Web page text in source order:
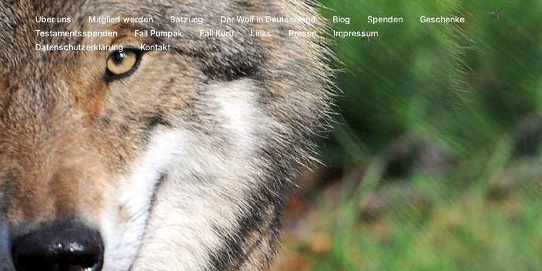
Über uns Mitglied werden Satzung Der Wolf in Deutschland Blog Spenden
Geschenke
Testamentsspenden
Fall Pumpak Fall Kurti Links Presse
Impressum
Datenschutzerklärung
Kontakt